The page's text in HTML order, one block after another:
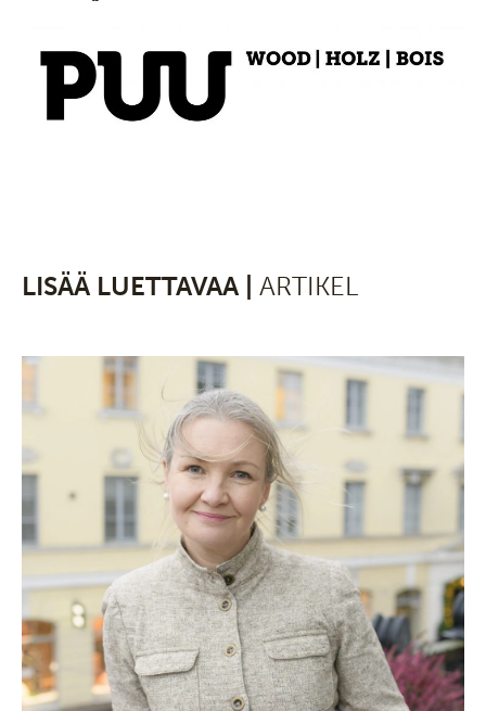
LISÄÄ LUETTAVAA | ARTIKEL